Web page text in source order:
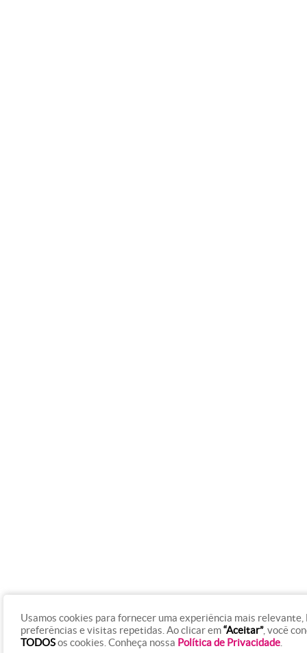
Usamos cookies para fornecer uma experiência mais relevante,
preferências e visitas repetidas. Ao clicar em“Aceitar”, você
TODOSos cookies. Conheça nossa Política de Privacidade.